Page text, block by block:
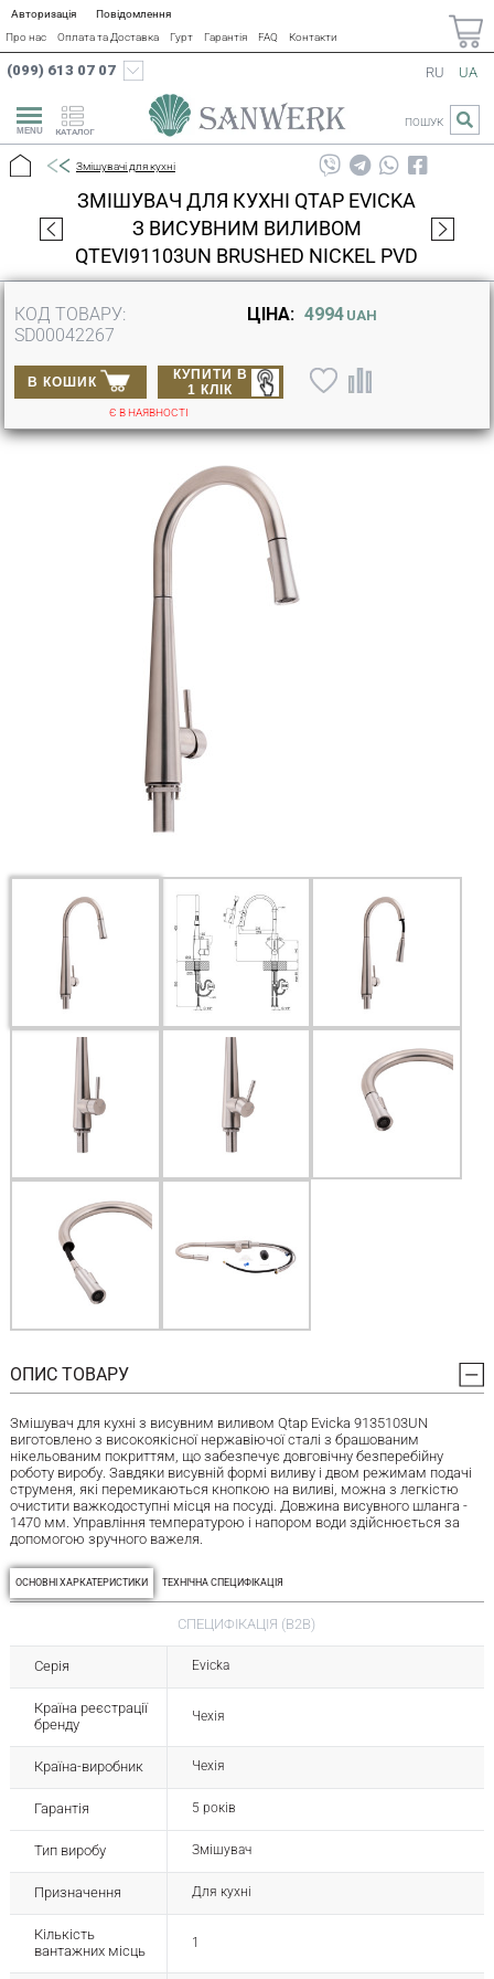
Авторизація
Повідомлення
Про нас
Оплата та Доставка Гурт Гарантія FAQ Контакти
(099) 613 07 07
КАТАЛОГ
RU UA
ПОШУК
Змішувачі для кухні
ЗМІШУВАЧ ДЛЯ КУХНІ QTAP EVICKA
З ВИСУВНИМ ВИЛИВОМ
QTEVI91103UN BRUSHED NICKEL PVD
КОД ТОВАРУ:
SD00042267
ЦІНА: 4994 UAH
В КОШИК
КУПИТИ В
1 КЛІК
Є В НАЯВНОСТІ
ОПИС ТОВАРУ
Змішувач для кухні з висувним виливом Qtap Evicka 9135103UN
виготовлено з високоякісної нержавіючої сталі з брашованим
нікельованим покриттям, що забезпечує довговічну безперебійну
роботу виробу. Завдяки висувній формі виливу і двом режимам подачі
струменя, які перемикаються кнопкою на виливі, можна з легкістю
очистити важкодоступні місця на посуді. Довжина висувного шланга -
1470 мм. Управління температурою і напором води здійснюється за
допомогою зручного важеля.
ОСНОВНІ ХАРКАТЕРИСТИКИ ТЕХНІЧНА СПЕЦИФІКАЦІЯ
СПЕЦИФІКАЦІЯ (B2B)
Серія Evicka
Країна реєстрації
бренду
Чехія
Країна-виробник Чехія
Гарантія 5 років
Тип виробу Змішувач
Призначення Для кухні
Кількість
вантажних місць
1